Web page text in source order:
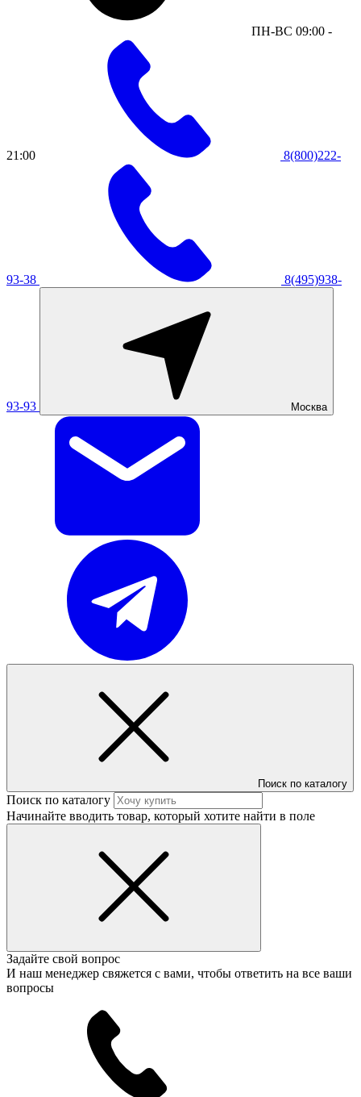
ПН-ВС 09:00 -
21:00 8(800)222-
93-38 8(495)938-
93-93 Москва
Поиск по каталогу
Поиск по каталогу
Начинайте вводить товар, который хотите найти в поле
Задайте свой вопрос
И наш менеджер свяжется с вами, чтобы ответить на все ваши
вопросы